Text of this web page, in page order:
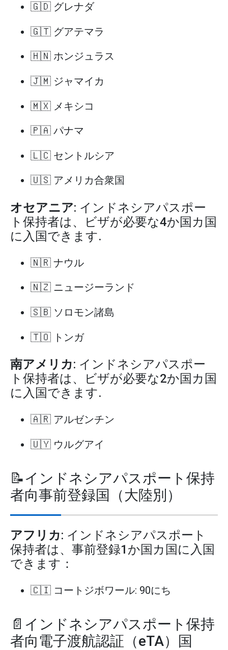
🇬🇩 グレナダ
🇬🇹 グアテマラ
🇭🇳 ホンジュラス
🇯🇲 ジャマイカ
🇲🇽 メキシコ
🇵🇦 パナマ
🇱🇨 セントルシア
🇺🇸 アメリカ合衆国
オセアニア: インドネシアパスポー
ト保持者は、ビザが必要な4か国カ国
に入国できます.
🇳🇷 ナウル
🇳🇿 ニュージーランド
🇸🇧 ソロモン諸島
🇹🇴 トンガ
南アメリカ: インドネシアパスポー
ト保持者は、ビザが必要な2か国カ国
に入国できます.
🇦🇷 アルゼンチン
🇺🇾 ウルグアイ
📝インドネシアパスポート保持
者向事前登録国（大陸別）
アフリカ: インドネシアパスポート
保持者は、事前登録1か国カ国に入国
できます：
🇨🇮 コートジボワール: 90にち
📄インドネシアパスポート保持
者向電子渡航認証（eTA）国